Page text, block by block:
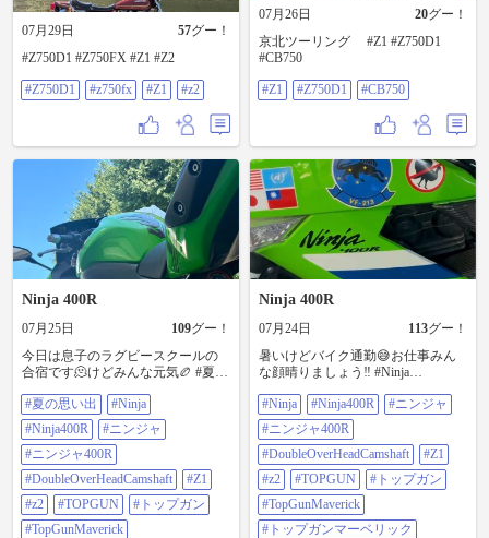
07月29日 57グー！
#Z750D1 #Z750FX #Z1 #Z2
#Z750D1 #z750fx #Z1 #z2
07月26日 20グー！
京北ツーリング #Z1 #Z750D1
#CB750
#Z1 #Z750D1 #CB750
Ninja 400R
07月25日 109グー！
今日は息子のラグビースクールの
合宿です🫠けどみんな元気🏉 #夏の
#ニンジャ400R
#DoubleOverHeadCamshaft #Z1 #z2
#TOPGUN #トップガン
#TopGunMaverick #トップガンマー
ベリック #エディ・ローソン #ロー
ソンレプリカ #KawasakiRacingTeam
#北九州散策 #Kawasaki #川崎重工 #
ライムグリーン
#夏の思い出
#Ninja
#Ninja400R
#ニンジャ
#ニンジャ400R
#DoubleOverHeadCamshaft
#Z1
#z2
#TOPGUN
#トップガン
#TopGunMaverick
Ninja 400R
07月24日 113グー！
暑いけどバイク通勤😅お仕事みん
な顔晴りましょう‼️ #Ninja
400R #DoubleOverHeadCamshaft #Z1
#z2 #TOPGUN #トップガン
#TopGunMaverick #トップガンマー
ベリック #エディ・ローソン #ロー
ソンレプリカ #KawasakiRacingTeam
#北九州散策 #Kawasaki #川崎重工 #
ライムグリーン
#Ninja #Ninja400R
#ニンジャ
#ニンジャ400R
#DoubleOverHeadCamshaft
#Z1
#z2
#TOPGUN
#トップガン
#TopGunMaverick
#トップガンマーベリック